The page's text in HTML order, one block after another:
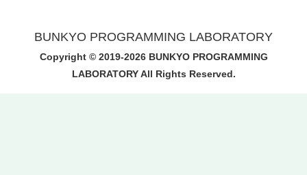
BUNKYO PROGRAMMING LABORATORY
Copyright © 2019-2026 BUNKYO PROGRAMMING
LABORATORY All Rights Reserved.